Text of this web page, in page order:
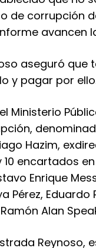
de corrupción
avancen
aseguró que
y pagar por
Ministerio
Hazim,
encartados
Enrique
Pérez,
Alan
Reynoso,